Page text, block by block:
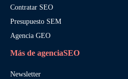
Contratar SEO
Presupuesto SEM
Agencia GEO
Más de agenciaSEO
Newsletter